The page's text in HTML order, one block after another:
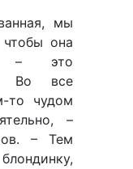
мы
она
– это
Во все
то чудом
–
– Тем